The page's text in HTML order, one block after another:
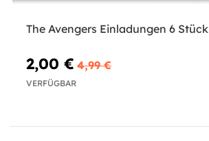
The Avengers Einladungen 6 Stück
2,00 € 4,99 €
VERFÜGBAR